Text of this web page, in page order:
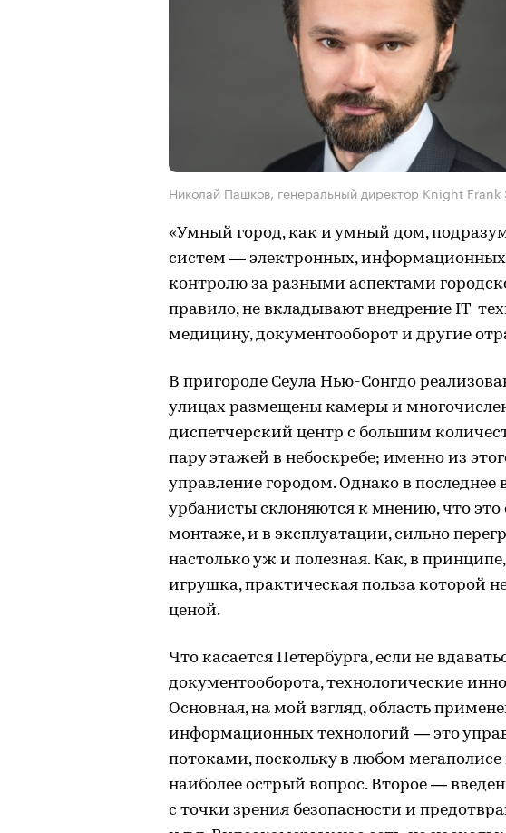
Николай Пашков, генеральный директор Knight Frank
«Умный город, как и умный дом,
систем — электронных,
контролю за разными аспектами
правило, не вкладывают внедрение IT-
медицину, документооборот и другие
В пригороде Сеула Нью-Сонгдо
улицах размещены камеры и
диспетчерский центр с большим
пару этажей в небоскребе; именно из
управление городом. Однако в
урбанисты склоняются к мнению, что это
монтаже, и в эксплуатации, сильно
настолько уж и полезная. Как, в
игрушка, практическая польза которой
ценой.
Что касается Петербурга, если не
документооборота, технологические
Основная, на мой взгляд, область
информационных технологий — это
потоками, поскольку в любом
наиболее острый вопрос. Второе —
с точки зрения безопасности и